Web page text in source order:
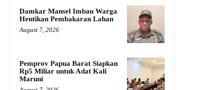
Damkar Mansel Imbau Warga
Hentikan Pembakaran Lahan
August 7, 2026
Pemprov Papua Barat Siapkan
Rp5 Miliar untuk Adat Kali
Maruni